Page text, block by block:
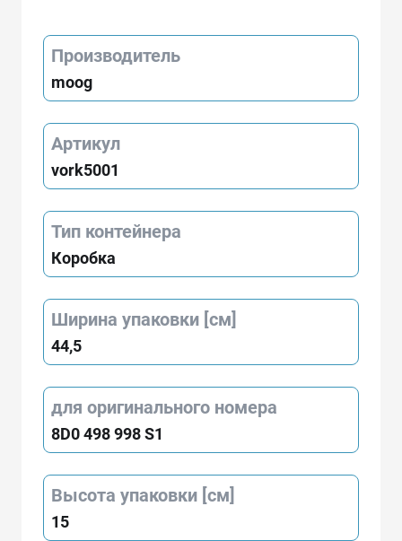
Производитель
moog
Артикул
vork5001
Тип контейнера
Коробка
Ширина упаковки [см]
44,5
для оригинального номера
8D0 498 998 S1
Высота упаковки [см]
15